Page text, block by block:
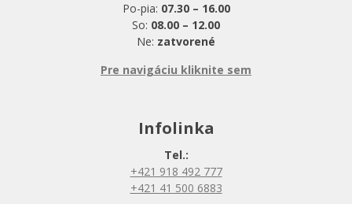
Po-pia: 07.30 – 16.00
So: 08.00 – 12.00
Ne: zatvorené
Pre navigáciu kliknite sem
Infolinka
Tel.:
+421 918 492 777
+421 41 500 6883